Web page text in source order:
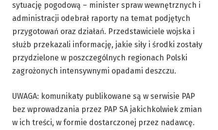
sytuację pogodową – minister spraw wewnętrznych i
administracji odebrał raporty na temat podjętych
przygotowań oraz działań. Przedstawiciele wojska i
służb przekazali informację, jakie siły i środki zostały
przydzielone w poszczególnych regionach Polski
zagrożonych intensywnymi opadami deszczu.
UWAGA: komunikaty publikowane są w serwisie PAP
bez wprowadzania przez PAP SA jakichkolwiek zmian
w ich treści, w formie dostarczonej przez nadawcę.